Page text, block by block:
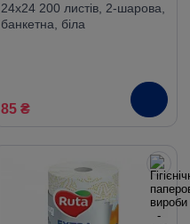
24х24 200 листів, 2-шарова,
банкетна, біла
85 ₴